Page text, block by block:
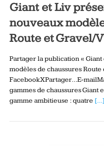
Giant et Liv
nouveaux
Route et Gravel/
Partager la publication «
modèles de chaussures Route
FacebookXPartager…E-
gammes de chaussures Giant
gamme ambitieuse : quatre